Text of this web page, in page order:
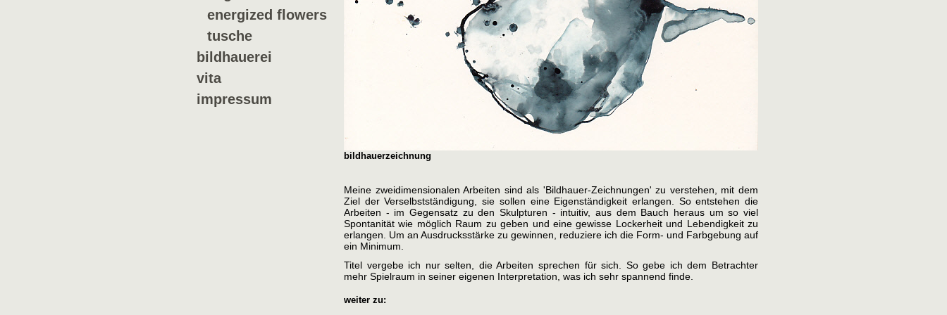
energized flowers
tusche
bildhauerei
vita
impressum
bildhauerzeichnung
Meine zweidimensionalen Arbeiten sind als 'Bildhauer-Zeichnungen' zu verstehen, mit dem
Ziel der Verselbstständigung, sie sollen eine Eigenständigkeit erlangen. So entstehen die
Arbeiten - im Gegensatz zu den Skulpturen - intuitiv, aus dem Bauch heraus um so viel
Spontanität wie möglich Raum zu geben und eine gewisse Lockerheit und Lebendigkeit zu
erlangen. Um an Ausdrucksstärke zu gewinnen, reduziere ich die Form- und Farbgebung auf
ein Minimum.
Titel vergebe ich nur selten, die Arbeiten sprechen für sich. So gebe ich dem Betrachter
mehr Spielraum in seiner eigenen Interpretation, was ich sehr spannend finde.
weiter zu: